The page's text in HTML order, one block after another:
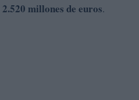
2.520 millones de euros.